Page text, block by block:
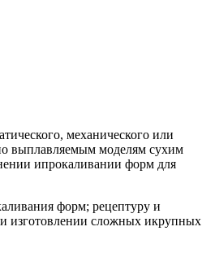
механического или
выплавляемым моделям сухим
ипрокаливании форм для
форм; рецептуру и
изготовлении сложных икрупных